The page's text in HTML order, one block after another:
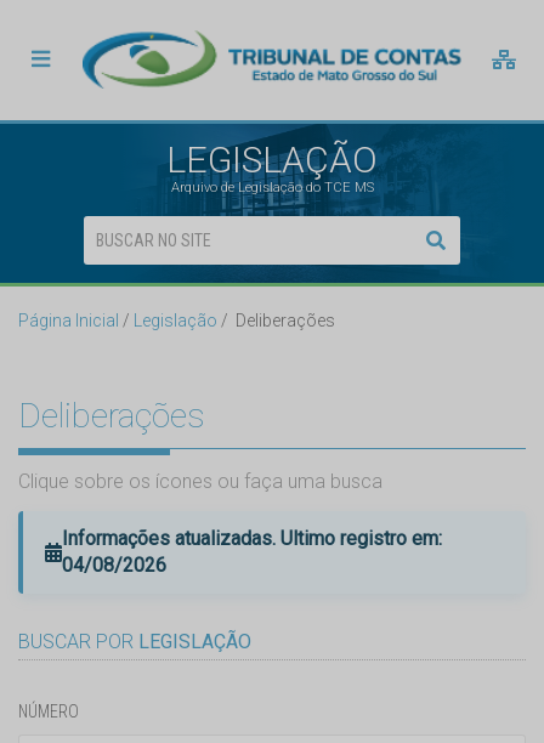
LEGISLAÇÃO
Arquivo de Legislação do TCE MS
Página Inicial Legislação Deliberações
Deliberações
Clique sobre os ícones ou faça uma busca
Informações atualizadas. Ultimo registro em:
04/08/2026
BUSCAR POR LEGISLAÇÃO
NÚMERO